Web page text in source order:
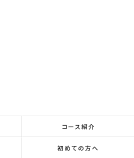
コース紹介
初めての方へ